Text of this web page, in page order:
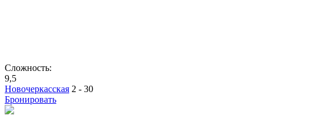
Сложность:
9,5
Новочеркасская 2 - 30
Бронировать